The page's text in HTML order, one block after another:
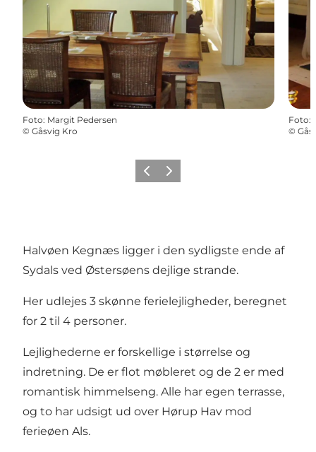
Foto: Margit Pedersen
© Gåsvig Kro
Foto:
©
ForrigeNæste
Halvøen Kegnæs ligger i den sydligste ende af
Sydals ved Østersøens dejlige strande.
Her udlejes 3 skønne ferielejligheder, beregnet
for 2 til 4 personer.
Lejlighederne er forskellige i størrelse og
indretning. De er flot møbleret og de 2 er med
romantisk himmelseng. Alle har egen terrasse,
og to har udsigt ud over Hørup Hav mod
ferieøen Als.